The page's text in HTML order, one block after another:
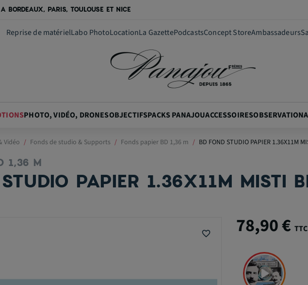
BORDEAUX, PARIS, TOULOUSE ET NICE
Reprise de matérielLabo PhotoLocationLa GazettePodcastsConcept StoreAmbassadeurs
PHOTO, VIDÉO, DRONESOBJECTIFSPACKS PANAJOUACCESSOIRESOBSERVATION
Vidéo Fonds de studio & Supports Fonds papier BD 1,36 m BD FOND STUDIO PAPIER 1.36X11M
1,36 M
PAPIER 1.36X11M MISTI
favorite_border 78,90 € TTC